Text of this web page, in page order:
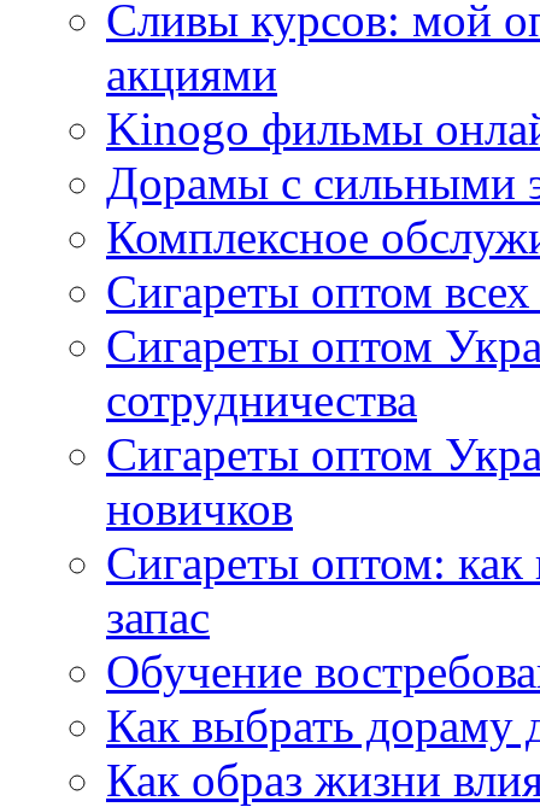
Сливы курсов: мой
акциями
Kinogo фильмы
Дорамы с сильными
Комплексное
Сигареты оптом
Сигареты оптом
сотрудничества
Сигареты оптом
новичков
Сигареты оптом:
запас
Обучение
Как выбрать дораму
Как образ жизни